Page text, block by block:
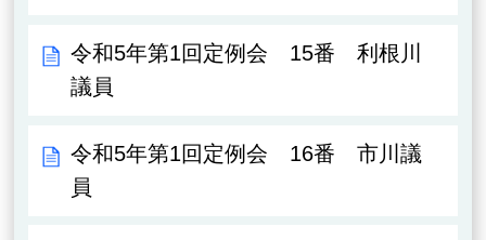
令和5年第1回定例会 15番 利根川
議員
令和5年第1回定例会 16番 市川議
員